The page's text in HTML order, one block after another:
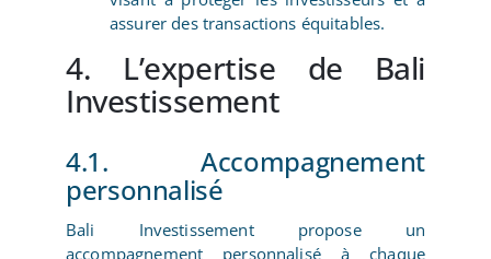
assurer des transactions équitables.
4. L’expertise de Bali
Investissement
4.1. Accompagnement
personnalisé
Bali Investissement propose un
accompagnement personnalisé à chaque